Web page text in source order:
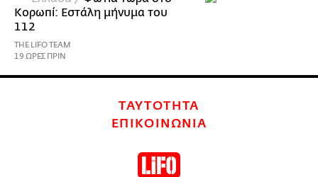
Κορωπί: Εστάλη μήνυμα του
112
THE LIFO TEAM
19 ΩΡΕΣ ΠΡΙΝ
ΤΑΥΤΟΤΗΤΑ
ΕΠΙΚΟΙΝΩΝΙΑ